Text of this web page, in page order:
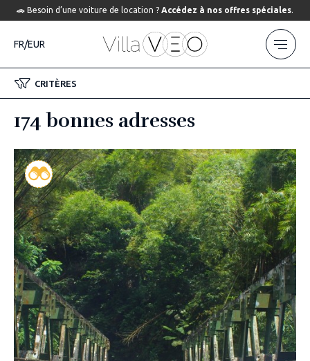
🚗 Besoin d’une voiture de location ? Accédez à nos offres spéciales.
FR/EUR
CRITÈRES
174 bonnes adresses